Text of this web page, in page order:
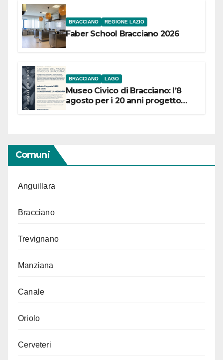
BRACCIANO REGIONE LAZIO
Faber School Bracciano 2026
BRACCIANO LAGO
Museo Civico di Bracciano: l’8
agosto per i 20 anni progetto
Comuni
Anguillara
Bracciano
Trevignano
Manziana
Canale
Oriolo
Cerveteri